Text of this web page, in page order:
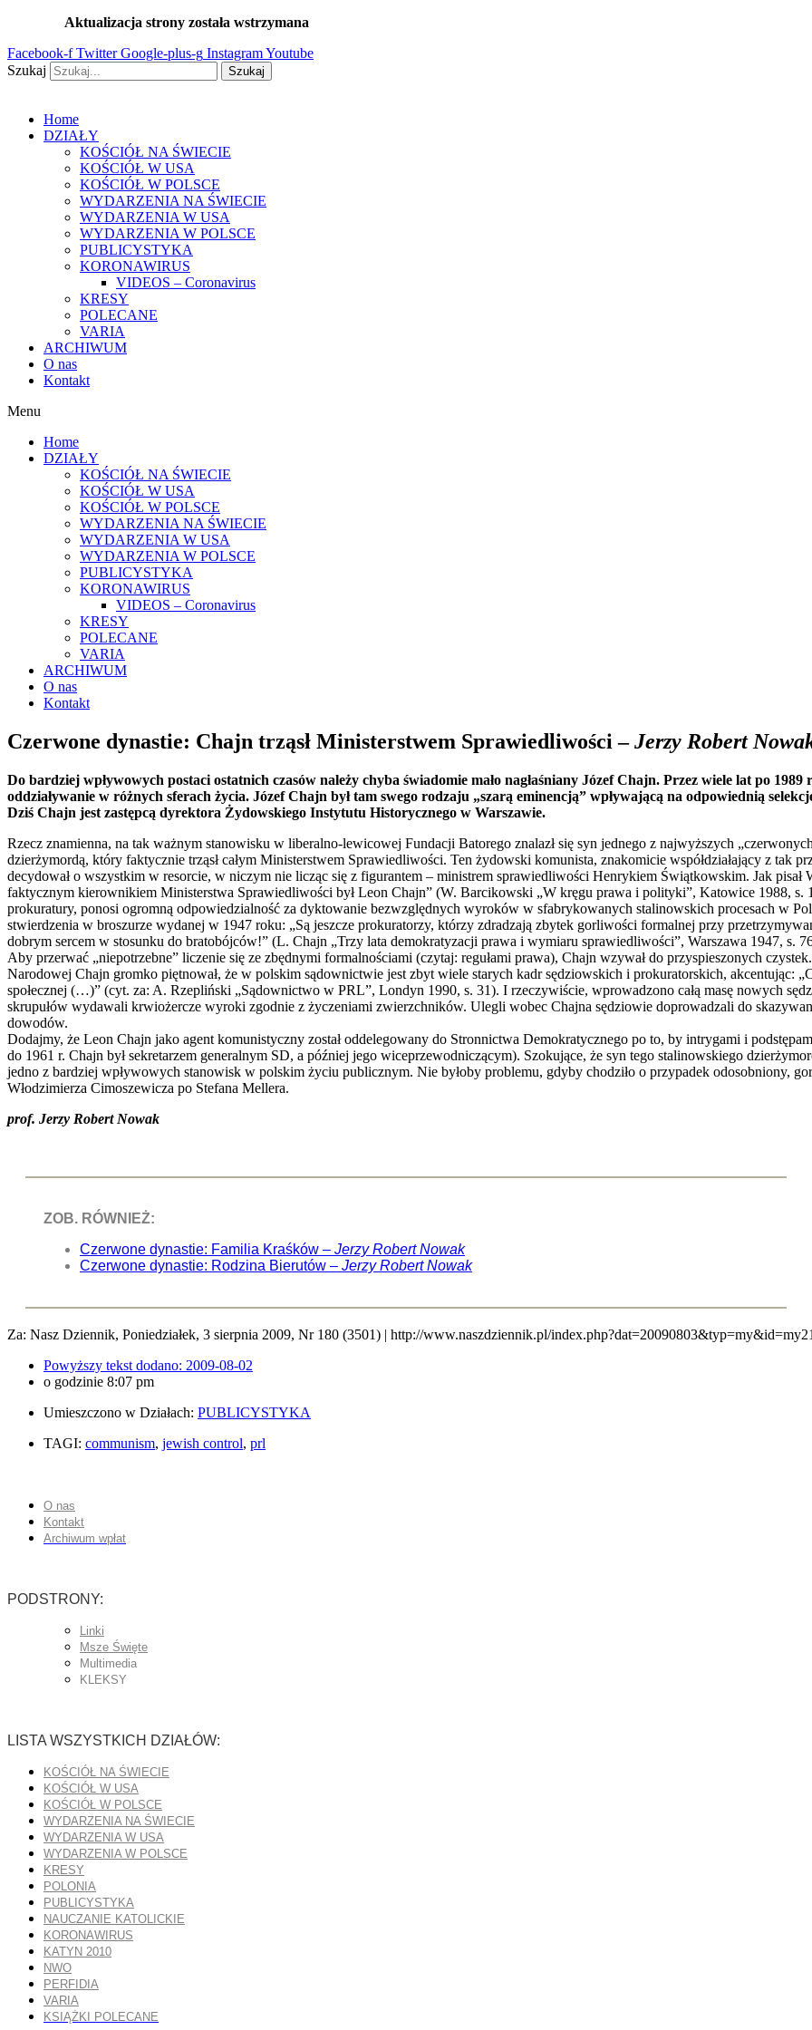
treści
Aktualizacja strony została wstrzymana
Facebook-f Twitter Google-plus-g InstagramYoutube
Szukaj
Szukaj
Home
DZIAŁY
KOŚCIÓŁ NA ŚWIECIE
KOŚCIÓŁ W USA
KOŚCIÓŁ W POLSCE
WYDARZENIA NA ŚWIECIE
WYDARZENIA W USA
WYDARZENIA W POLSCE
PUBLICYSTYKA
KORONAWIRUS
VIDEOS – Coronavirus
KRESY
POLECANE
VARIA
ARCHIWUM
O nas
Kontakt
Menu
Home
DZIAŁY
KOŚCIÓŁ NA ŚWIECIE
KOŚCIÓŁ W USA
KOŚCIÓŁ W POLSCE
WYDARZENIA NA ŚWIECIE
WYDARZENIA W USA
WYDARZENIA W POLSCE
PUBLICYSTYKA
KORONAWIRUS
VIDEOS – Coronavirus
KRESY
POLECANE
VARIA
ARCHIWUM
O nas
Kontakt
Czerwone dynastie: Chajn trząsł Ministerstwem Sprawiedliwości –Jerzy Robert
Do bardziej wpływowych postaci ostatnich czasów należy chyba świadomie mało nagłaśniany Józef Chajn. Przez wiele lat po
oddziaływanie w różnych sferach życia. Józef Chajn był tam swego rodzaju „szarą eminencją” wpływającą na odpowiednią
Dziś Chajn jest zastępcą dyrektora Żydowskiego Instytutu Historycznego w Warszawie.
Rzecz znamienna, na tak ważnym stanowisku w liberalno-lewicowej Fundacji Batorego znalazł się syn jednego z najwyższych
dzierżymordą, który faktycznie trząsł całym Ministerstwem Sprawiedliwości. Ten żydowski komunista, znakomicie współdziałający z tak
decydował o wszystkim w resorcie, w niczym nie licząc się z figurantem – ministrem sprawiedliwości Henrykiem Świątkowskim. Jak
faktycznym kierownikiem Ministerstwa Sprawiedliwości był Leon Chajn” (W. Barcikowski „W kręgu prawa i polityki”, Katowice 1988, s.
prokuratury, ponosi ogromną odpowiedzialność za dyktowanie bezwzględnych wyroków w sfabrykowanych stalinowskich procesach w
stwierdzenia w broszurze wydanej w 1947 roku: „Są jeszcze prokuratorzy, którzy zdradzają zbytek gorliwości formalnej przy
dobrym sercem w stosunku do bratobójców!” (L. Chajn „Trzy lata demokratyzacji prawa i wymiaru sprawiedliwości”, Warszawa 1947, s.
Aby przerwać „niepotrzebne” liczenie się ze zbędnymi formalnościami (czytaj: regułami prawa), Chajn wzywał do przyspieszonych
Narodowej Chajn gromko piętnował, że w polskim sądownictwie jest zbyt wiele starych kadr sędziowskich i prokuratorskich,
społecznej (…)” (cyt. za: A. Rzepliński „Sądownictwo w PRL”, Londyn 1990, s. 31). I rzeczywiście, wprowadzono całą masę nowych
skrupułów wydawali krwiożercze wyroki zgodnie z życzeniami zwierzchników. Ulegli wobec Chajna sędziowie doprowadzali do
dowodów.
Dodajmy, że Leon Chajn jako agent komunistyczny został oddelegowany do Stronnictwa Demokratycznego po to, by intrygami i
do 1961 r. Chajn był sekretarzem generalnym SD, a później jego wiceprzewodniczącym). Szokujące, że syn tego stalinowskiego
jedno z bardziej wpływowych stanowisk w polskim życiu publicznym. Nie byłoby problemu, gdyby chodziło o przypadek odosobniony,
Włodzimierza Cimoszewicza po Stefana Mellera.
prof. Jerzy Robert Nowak
ZOB. RÓWNIEŻ:
Czerwone dynastie: Familia Kraśków – Jerzy Robert Nowak
Czerwone dynastie: Rodzina Bierutów – Jerzy Robert Nowak
Za: Nasz Dziennik, Poniedziałek, 3 sierpnia 2009, Nr 180 (3501) | http://www.naszdziennik.pl/
Powyższy tekst dodano: 2009-08-02
o godzinie 8:07 pm
Umieszczono w Działach: PUBLICYSTYKA
TAGI: communism, jewish control, prl
O nas
Kontakt
Archiwum wpłat
PODSTRONY:
Linki
Msze Święte
Multimedia
KLEKSY
LISTA WSZYSTKICH DZIAŁÓW:
KOŚCIÓŁ NA ŚWIECIE
KOŚCIÓŁ W USA
KOŚCIÓŁ W POLSCE
WYDARZENIA NA ŚWIECIE
WYDARZENIA W USA
WYDARZENIA W POLSCE
KRESY
POLONIA
PUBLICYSTYKA
NAUCZANIE KATOLICKIE
KORONAWIRUS
KATYN 2010
NWO
PERFIDIA
VARIA
KSIĄŻKI POLECANE